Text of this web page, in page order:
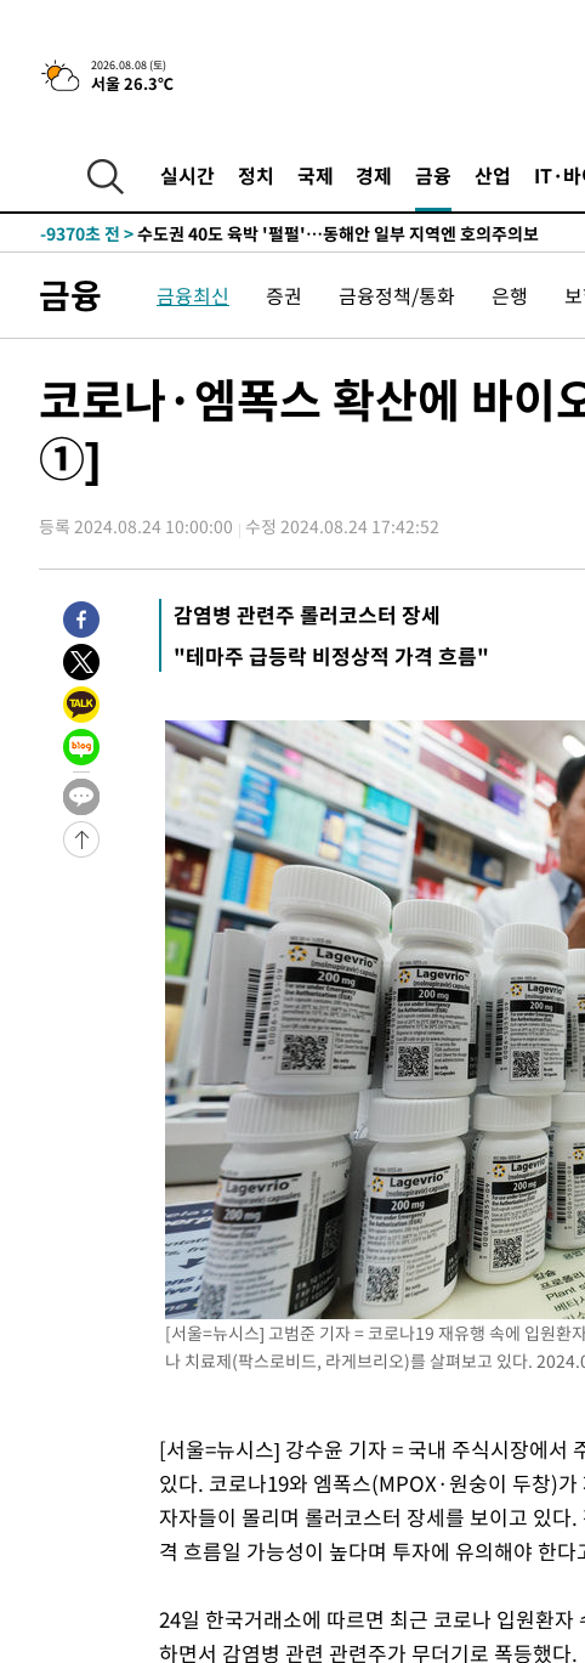
2026.08.08 (토)
서울 26.3℃
실시간 정치 국제 경제 금융 산업 IT·
청래 44.56%
-17075초 전 >[속보]與 대표 경선 제주·인천 당원투표…金 47.75%·鄭
42.08%·宋 10.17%
-16609초 전 >이강인 "아틀레티코 이적 기뻐…등번호 7번 의미보단 팀 위해 뛸
-10318초 전 >
낮 최고 35도 '무더위'…동해안 시간당 30㎜ '강한 비'[내일날
-9588초 전 >
레티코 이적"
-9370초 전 >수도권 40도 육박 '펄펄'…동해안 일부 지역엔 호의주의보
-2284초 전 >
강릉에 시간당 81.4㎜ 물폭탄…도로 잠기고 담벼락 붕괴
26분 전 >백운산서 80년근 천종산삼 9뿌리 발견…감정가 1.3억원
1시간 전 >남자 농구, 나고야 아시안게임서 '홈팀' 일본과 한일전
1시간 전 >
2시간 전 >
4시간 전 >[속보]'압수수색·성접대 논란' 축구협회 "실망과 걱정 안겨드려 죄
7시간 전 >'최고 37도' 폭염 지속…강원동해안 최대 150㎜ 비
9시간 전 >
[속보]뉴욕증시 상승 마감…S&P 0.6% 나스닥 1.3%↑
-26813초 전 >
이란 "호르무즈 재개방 합의 근접…美 배상 선행돼야"
-17860초 전 >
[속보]與최고위원 제주·인천 순회경선…박선원·최민희·서미
한민수·김용 순
-17813초 전 >
청래 44.56%
-17095초 전 >
[속보]與 대표 경선 제주·인천 당원투표…金 47.75%·鄭
42.08%·宋 10.17%
-16629초 전 >
이강인 "아틀레티코 이적 기뻐…등번호 7번 의미보단 팀 위해
것"
-16564초 전 >
[속보]與 당대표 경선, 제주·인천 권리당원 투표 김민석 승리
-10338초 전 >
낮 최고 35도 '무더위'…동해안 시간당 30㎜ '강한 비'[내일날
[속보]이강인 "감독님이 원하는 마음 느꼈고, 많은 트로피 원해
수도권 40도 육박 '펄펄'…동해안 일부 지역엔 호의주의보
온열질환 사망자 3명 늘어…누적 환자 3000명 돌파
강릉에 시간당 81.4㎜ 물폭탄…도로 잠기고 담벼락 붕괴
백운산서 80년근 천종산삼 9뿌리 발견…감정가 1.3억원
선재도서 해루질 나섰다 실종 60대, 닷새 만에 숨진 채 발견
남자 농구, 나고야 아시안게임서 '홈팀' 일본과 한일전
여수 오동도 해상서 모터보트 전복…1명 사망·1명 실종
극한폭염 한풀 꺾이지만…'낮 최고 35도' 무더위, 열대야 계속[다
축구협회 "압수수색·성접대 논란 사과…쇄신의 기회로 삼겠다"
[속보]'압수수색·성접대 논란' 축구협회 "실망과 걱정 안겨드려
'최고 37도' 폭염 지속…강원동해안 최대 150㎜ 비
[속보]뉴욕증시 상승 마감…S&P 0.6% 나스닥 1.3%↑
금융 금융최신 증권 금융정책/통화 은행
코로나·엠폭스 확산에 바
①]
등록 2024.08.24 10:00:00 수정 2024.08.24 17:42:52
감염병 관련주 롤러코스터 장세
"테마주 급등락 비정상적 가격 흐름"
[서울=뉴시스] 고범준 기자 = 코로나19 재유행 속에 입원환
나 치료제(팍스로비드, 라게브리오)를 살펴보고 있다.
[서울=뉴시스] 강수윤 기자 = 국내 주식시장에서
있다. 코로나19와 엠폭스(MPOX·원숭이 두창)
자자들이 몰리며 롤러코스터 장세를 보이고 있
격 흐름일 가능성이 높다며 투자에 유의해야 한다
24일 한국거래소에 따르면 최근 코로나 입원환
하면서 감염병 관련 관련주가 무더기로 폭등했다.